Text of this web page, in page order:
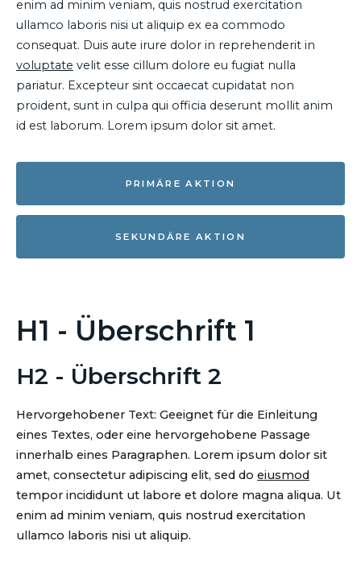
enim ad minim veniam, quis nostrud exercitation
ullamco laboris nisi ut aliquip ex ea commodo
consequat. Duis aute irure dolor in reprehenderit in
voluptate velit esse cillum dolore eu fugiat nulla
pariatur. Excepteur sint occaecat cupidatat non
proident, sunt in culpa qui officia deserunt mollit anim
id est laborum. Lorem ipsum dolor sit amet.
PRIMÄRE AKTION
SEKUNDÄRE AKTION
H1 - Überschrift 1
H2 - Überschrift 2
Hervorgehobener Text: Geeignet für die Einleitung
eines Textes, oder eine hervorgehobene Passage
innerhalb eines Paragraphen. Lorem ipsum dolor sit
amet, consectetur adipiscing elit, sed do eiusmod
tempor incididunt ut labore et dolore magna aliqua. Ut
enim ad minim veniam, quis nostrud exercitation
ullamco laboris nisi ut aliquip.